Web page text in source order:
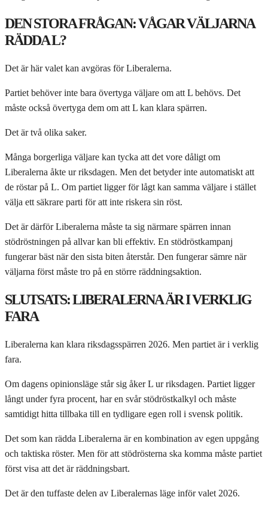
DEN STORA FRÅGAN: VÅGAR VÄLJARNA
RÄDDA L?
Det är här valet kan avgöras för Liberalerna.
Partiet behöver inte bara övertyga väljare om att L behövs. Det
måste också övertyga dem om att L kan klara spärren.
Det är två olika saker.
Många borgerliga väljare kan tycka att det vore dåligt om
Liberalerna åkte ur riksdagen. Men det betyder inte automatiskt att
de röstar på L. Om partiet ligger för lågt kan samma väljare i stället
välja ett säkrare parti för att inte riskera sin röst.
Det är därför Liberalerna måste ta sig närmare spärren innan
stödröstningen på allvar kan bli effektiv. En stödröstkampanj
fungerar bäst när den sista biten återstår. Den fungerar sämre när
väljarna först måste tro på en större räddningsaktion.
SLUTSATS: LIBERALERNA ÄR I VERKLIG
FARA
Liberalerna kan klara riksdagsspärren 2026. Men partiet är i verklig
fara.
Om dagens opinionsläge står sig åker L ur riksdagen. Partiet ligger
långt under fyra procent, har en svår stödröstkalkyl och måste
samtidigt hitta tillbaka till en tydligare egen roll i svensk politik.
Det som kan rädda Liberalerna är en kombination av egen uppgång
och taktiska röster. Men för att stödrösterna ska komma måste partiet
först visa att det är räddningsbart.
Det är den tuffaste delen av Liberalernas läge inför valet 2026.